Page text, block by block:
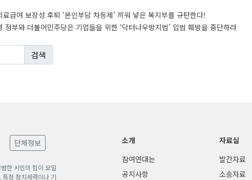
급여 보장성 후퇴 ‘본인부담 차등제’ 끼워 넣은 복지부를 규탄한다!
정부와 더불어민주당은 기업들을 위한 ‘닥터나우방지법’ 입법 훼방을 중단하라
단체정보
한 시민의 힘이 모일
정 정치세력이나 기
소개
참여연대는
공지사항
자료실
발간자료
소송자료